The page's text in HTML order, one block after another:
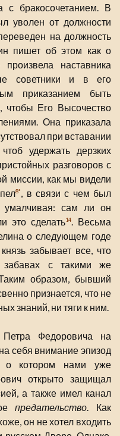
с бракосочетанием. В
уволен от должности
на должность
пишет об этом как о
наставника
советники и в его
приказанием быть
чтобы Его Высочество
Она приказала
при вставании
удержать дерзких
разговоров с
миссии, как мы видели
8*
, в связи с чем был
умалчивая: сам ли он
это сделать14
. Весьма
о следующем годе
забывает все, что
с такими же
Таким образом, бывший
признается, что не
знаний, ни тяги к ним.
Федоровича на
себя внимание эпизод
о котором нами уже
открыто защищал
а также имел канал
предательство . Как
он не хотел входить